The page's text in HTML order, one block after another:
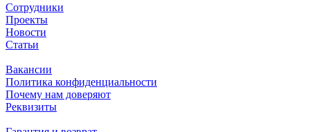
Сотрудники
Проекты
Новости
Статьи
Вакансии
Политика конфиденциальности
Почему нам доверяют
Реквизиты